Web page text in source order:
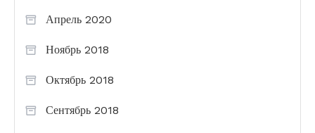
Апрель 2020
Ноябрь 2018
Октябрь 2018
Сентябрь 2018